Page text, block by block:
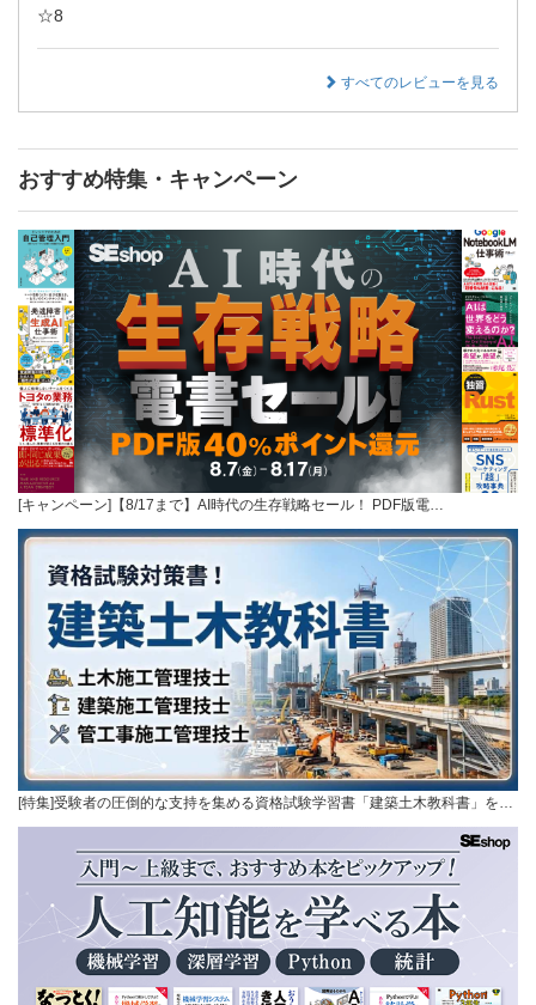
☆8
すべてのレビューを見る
おすすめ特集・キャンペーン
[キャンペーン]【8/17まで】AI時代の生存戦略セール！ PDF版電…
[特集]受験者の圧倒的な支持を集める資格試験学習書「建築土木教科書」を…